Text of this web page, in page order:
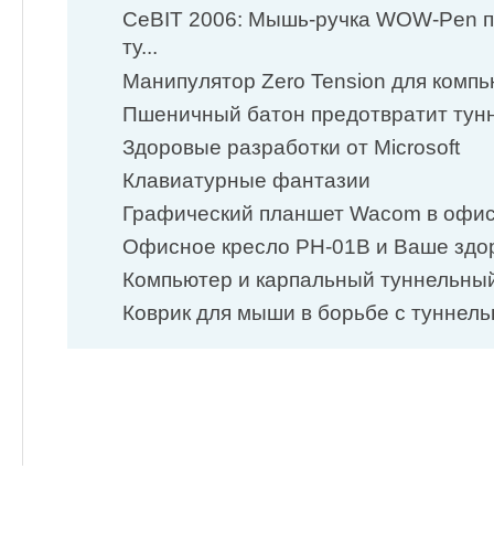
CeBIT 2006: Мышь-ручка WOW-Pen
ту...
Манипулятор Zero Tension для
Пшеничный батон предотвратит
Здоровые разработки от Microsoft
Клавиатурные фантазии
Графический планшет Wacom в
Офисное кресло PH-01B и Ваше
Компьютер и карпальный
Коврик для мыши в борьбе с